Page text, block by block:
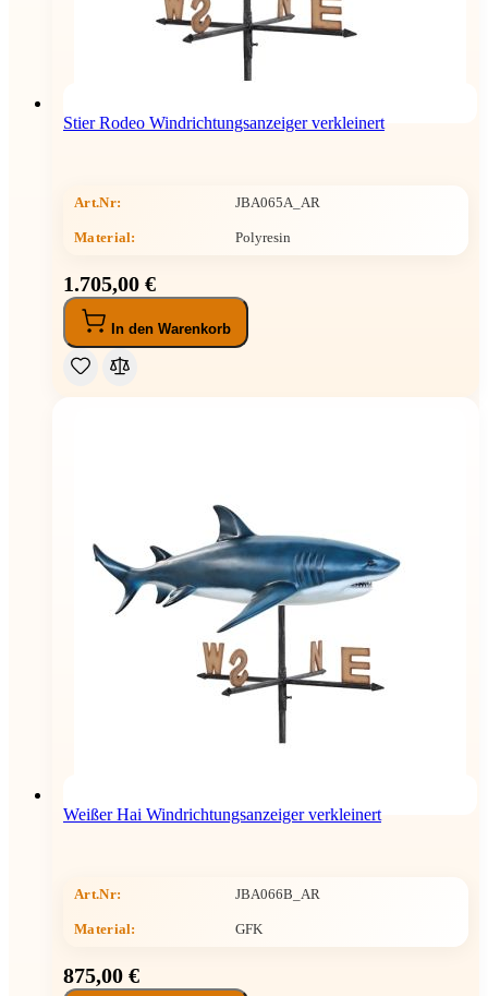
Stier Rodeo Windrichtungsanzeiger verkleinert
Art.Nr: JBA065A_AR
Material: Polyresin
1.705,00 €
In den Warenkorb
Weißer Hai Windrichtungsanzeiger verkleinert
Art.Nr: JBA066B_AR
Material: GFK
875,00 €